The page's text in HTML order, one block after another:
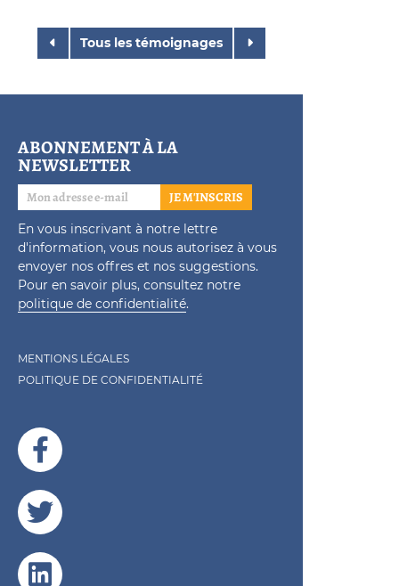
Tous les témoignages
ABONNEMENT À LA
NEWSLETTER
JE M'INSCRIS
En vous inscrivant à notre lettre
d'information, vous nous autorisez à vous
envoyer nos offres et nos suggestions.
Pour en savoir plus, consultez notre
politique de confidentialité.
MENTIONS LÉGALES
POLITIQUE DE CONFIDENTIALITÉ